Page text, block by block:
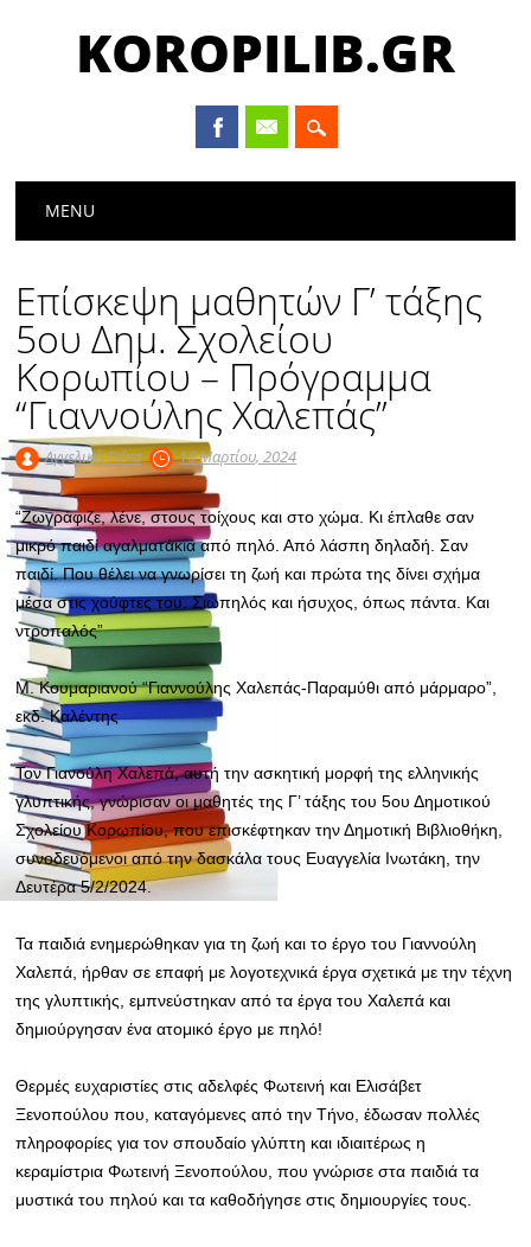
KOROPILIB.GR
Main menu
MENU
Επίσκεψη μαθητών Γ’ τάξης
5ου Δημ. Σχολείου
Κορωπίου – Πρόγραμμα
“Γιαννούλης Χαλεπάς”
Αγγελική Γκίκα 16 Μαρτίου, 2024
“Ζωγράφιζε, λένε, στους τοίχους και στο χώμα. Κι έπλαθε σαν
μικρό παιδί αγαλματάκια από πηλό. Από λάσπη δηλαδή. Σαν
παιδί. Που θέλει να γνωρίσει τη ζωή και πρώτα της δίνει σχήμα
μέσα στις χούφτες του. Σιωπηλός και ήσυχος, όπως πάντα. Και
ντροπαλός”
Μ. Κουμαριανού “Γιαννούλης Χαλεπάς-Παραμύθι από μάρμαρο”,
εκδ. Καλέντης
Τον Γιανούλη Χαλεπά, αυτή την ασκητική μορφή της ελληνικής
γλυπτικής, γνώρισαν οι μαθητές της Γ’ τάξης του 5ου Δημοτικού
Σχολείου Κορωπίου, που επισκέφτηκαν την Δημοτική Βιβλιοθήκη,
συνοδευόμενοι από την δασκάλα τους Ευαγγελία Ινωτάκη, την
Δευτέρα 5/2/2024.
Τα παιδιά ενημερώθηκαν για τη ζωή και το έργο του Γιαννούλη
Χαλεπά, ήρθαν σε επαφή με λογοτεχνικά έργα σχετικά με την τέχνη
της γλυπτικής, εμπνεύστηκαν από τα έργα του Χαλεπά και
δημιούργησαν ένα ατομικό έργο με πηλό!
Θερμές ευχαριστίες στις αδελφές Φωτεινή και Ελισάβετ
Ξενοπούλου που, καταγόμενες από την Τήνο, έδωσαν πολλές
πληροφορίες για τον σπουδαίο γλύπτη και ιδιαιτέρως η
κεραμίστρια Φωτεινή Ξενοπούλου, που γνώρισε στα παιδιά τα
μυστικά του πηλού και τα καθοδήγησε στις δημιουργίες τους.